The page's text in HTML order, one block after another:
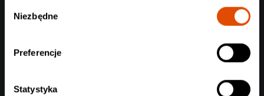
zgody
Niezbędne
Preferencje
Statystyka